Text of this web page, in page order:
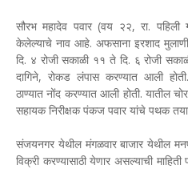
सौरभ महादेव पवार (वय २२, रा.
केलेल्याचे नाव आहे. अफसाना इरशाद
दि. ४ रोजी सकाळी ११ ते दि. ६ रोजी
दागिने, रोकड लंपास करण्यात आली
ठाण्यात नोंद करण्यात आली होती. यातील
सहायक निरीक्षक पंकज पवार यांचे पथक
संजयनगर येथील मंगळवार बाजार येथील
विक्री करण्यासाठी येणार असल्याची